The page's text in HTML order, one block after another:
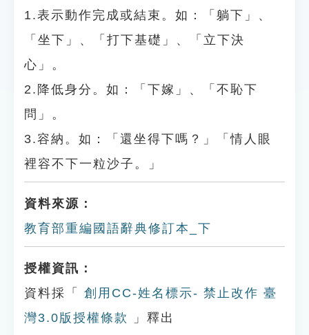
1.表示動作完成或結束。如：「躺下」、
「坐下」、「打下基礎」、「立下決
心」。
2.降低身分。如：「下嫁」、「不恥下
問」。
3.容納。如：「還坐得下嗎？」「情人眼
裡容不下一粒沙子。」
資料來源：
教育部重編國語辭典修訂本_下
授權資訊：
資料採「
創用CC-姓名標示- 禁止改作 臺
灣3.0版授權條款
」釋出